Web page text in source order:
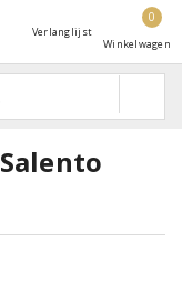
Verlanglijst
0
Winkelwagen